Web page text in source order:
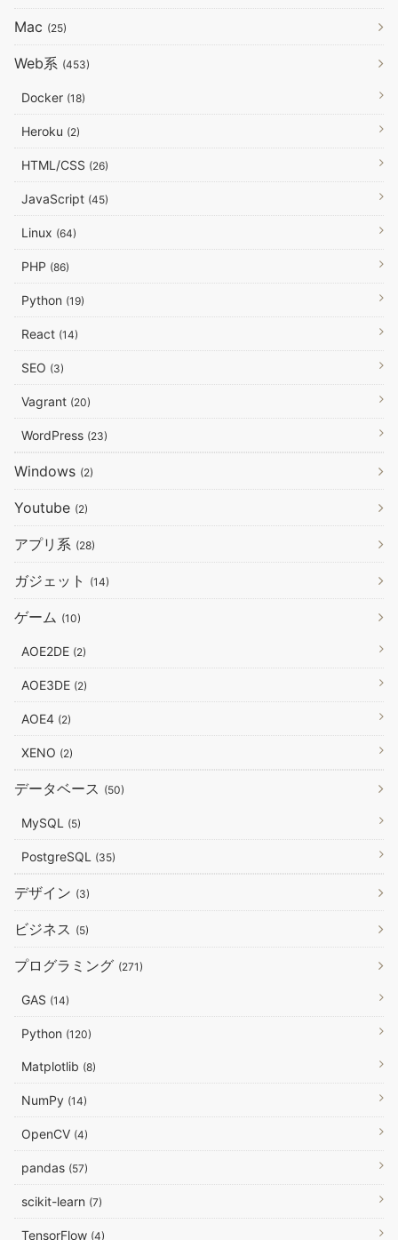
Mac (25)
Web系 (453)
Docker (18)
Heroku (2)
HTML/CSS (26)
JavaScript (45)
Linux (64)
PHP (86)
Python (19)
React (14)
SEO (3)
Vagrant (20)
WordPress (23)
Windows (2)
Youtube (2)
アプリ系 (28)
ガジェット (14)
ゲーム (10)
AOE2DE (2)
AOE3DE (2)
AOE4 (2)
XENO (2)
データベース (50)
MySQL (5)
PostgreSQL (35)
デザイン (3)
ビジネス (5)
プログラミング (271)
GAS (14)
Python (120)
Matplotlib (8)
NumPy (14)
OpenCV (4)
pandas (57)
scikit-learn (7)
TensorFlow (4)